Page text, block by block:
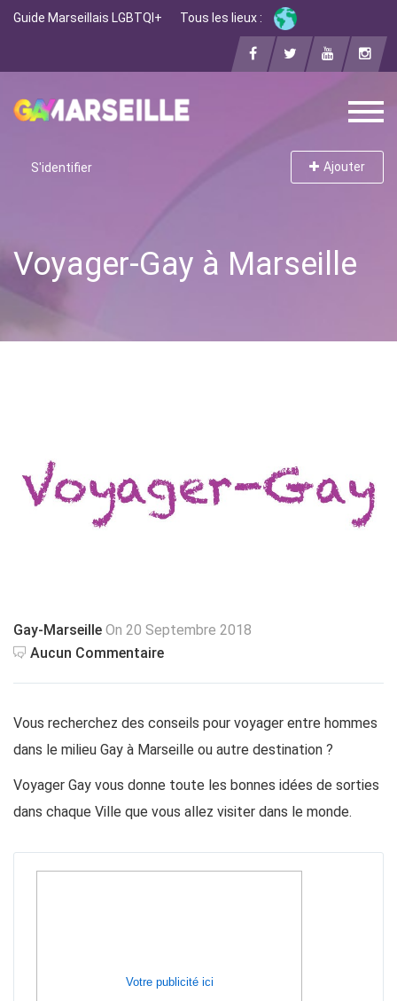
Guide Marseillais LGBTQI+ Tous les lieux :
S'identifier Ajouter
Voyager-Gay à Marseille
Gay-Marseille On 20 Septembre 2018
Aucun Commentaire
Vous recherchez des conseils pour voyager entre hommes
dans le milieu Gay à Marseille ou autre destination ?
Voyager Gay vous donne toute les bonnes idées de sorties
dans chaque Ville que vous allez visiter dans le monde.
Votre publicité ici